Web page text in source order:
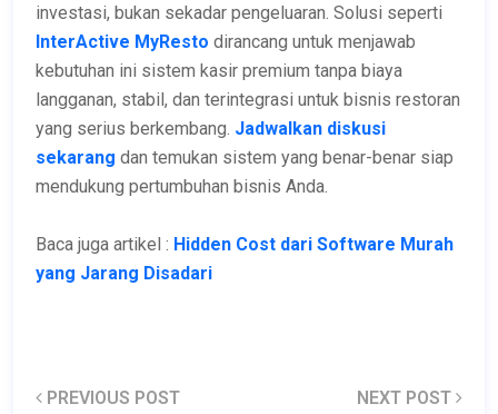
investasi, bukan sekadar pengeluaran. Solusi seperti
InterActive MyResto dirancang untuk menjawab
kebutuhan ini sistem kasir premium tanpa biaya
langganan, stabil, dan terintegrasi untuk bisnis restoran
yang serius berkembang. Jadwalkan diskusi
sekarang dan temukan sistem yang benar-benar siap
mendukung pertumbuhan bisnis Anda.
Baca juga artikel : Hidden Cost dari Software Murah
yang Jarang Disadari
PREVIOUS POST NEXT POST